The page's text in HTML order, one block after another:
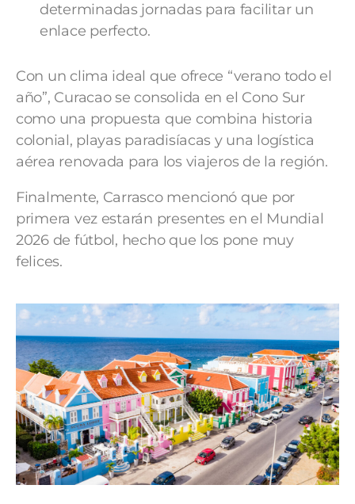
determinadas jornadas para facilitar un
enlace perfecto.
​Con un clima ideal que ofrece “verano todo el
año”, Curacao se consolida en el Cono Sur
como una propuesta que combina historia
colonial, playas paradisíacas y una logística
aérea renovada para los viajeros de la región.
Finalmente, Carrasco mencionó que por
primera vez estarán presentes en el Mundial
2026 de fútbol, hecho que los pone muy
felices.